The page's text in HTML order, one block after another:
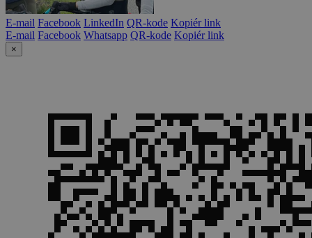
E-mail Facebook LinkedIn QR-kode Kopiér link
E-mail Facebook Whatsapp QR-kode Kopiér link
×